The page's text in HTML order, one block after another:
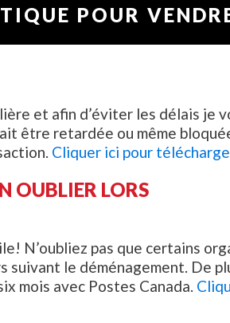
POUR
et afin d’éviter les délais je
être retardée ou même
Cliquer ici pour
OUBLIER LORS
N’oubliez pas que certains
suivant le déménagement. De
mois avec Postes Canada.